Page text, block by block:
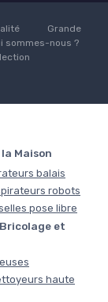
Grande
sommes-nous ?
Maison
balais
robots
pose libre
et
haute